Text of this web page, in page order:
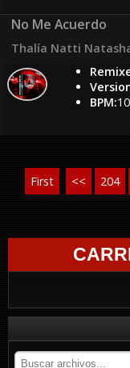
No Me Acuerdo
Thalía Natti
BPM:
First << 204